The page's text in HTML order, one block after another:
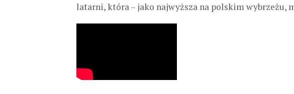
latarni, która – jako najwyższa na polskim wybrzeżu,